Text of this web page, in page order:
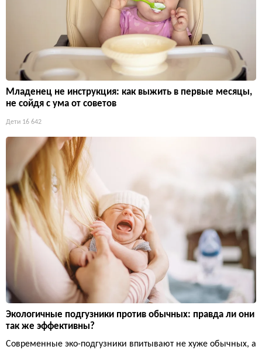
Младенец не инструкция: как выжить в первые месяцы,
не сойдя с ума от советов
Дети 16 642
Экологичные подгузники против обычных: правда ли они
так же эффективны?
Современные эко-подгузники впитывают не хуже обычных, а